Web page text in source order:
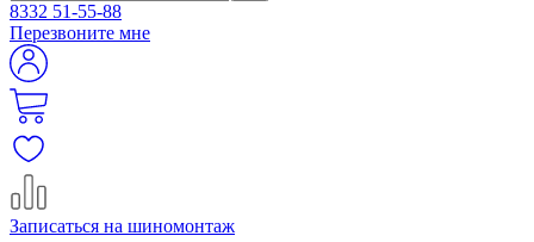
8332 51-55-88
Перезвоните мне
Записаться на шиномонтаж